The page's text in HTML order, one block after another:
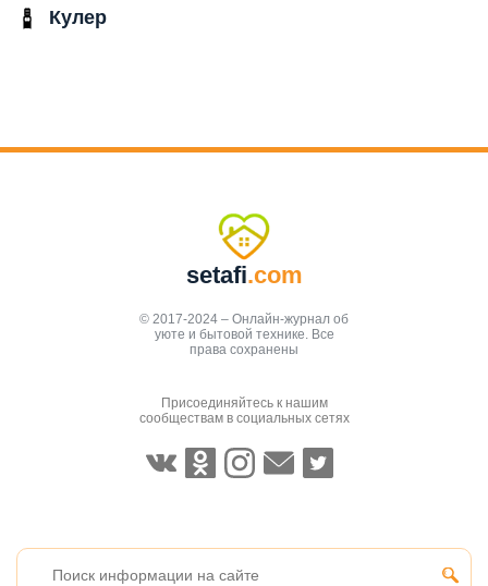
Кулер
setafi.com
© 2017-2024 – Онлайн-журнал об
уюте и бытовой технике. Все
права сохранены
Присоединяйтесь к нашим
сообществам в социальных сетях